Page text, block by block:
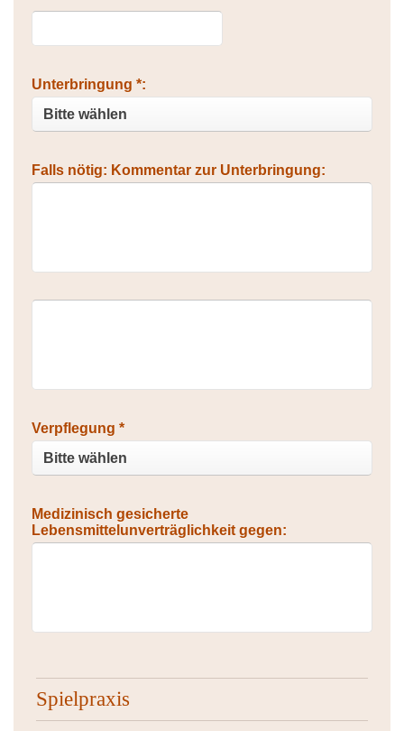
Unterbringung *:
Falls nötig: Kommentar zur Unterbringung:
Verpflegung *
Medizinisch gesicherte
Lebensmittelunverträglichkeit gegen:
Spielpraxis